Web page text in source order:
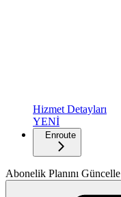
Hizmet Detayları
YENİ
Enroute
Abonelik Planını Güncelle